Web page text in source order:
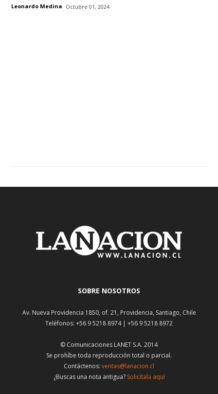
Leonardo Medina Octubre 01, 2024
SOBRE NOSOTROS
Av. Nueva Providencia 1850, of. 21, Providencia, Santiago, Chile
Teléfonos: +56 9 5218 8974 | +56 9 5218 8972
© Comunicaciones LANET S.A. 2014
Se prohíbe toda reproducción total o parcial.
Contáctenos: ventas@lanacion.cl
¿Buscas una nota antigua? Solicítala aquí